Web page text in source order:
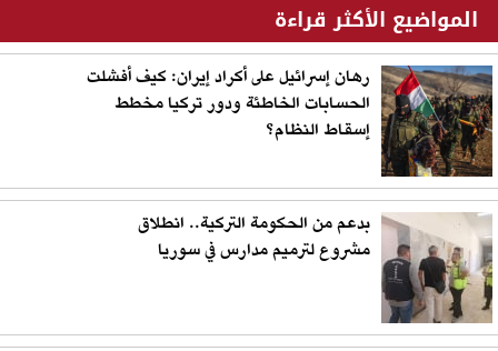
المواضيع الأكثر قراءة
رهان إسرائيل على أكراد إيران: كيف أفشلت
الحسابات الخاطئة ودور تركيا مخطط
إسقاط النظام؟
بدعم من الحكومة التركية.. انطلاق
مشروع لترميم مدارس في سوريا